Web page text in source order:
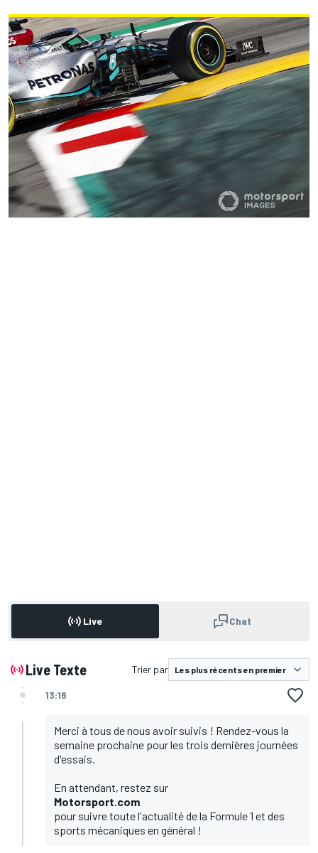
Live Chat
Live Texte Trier par
13:16
Merci à tous de nous avoir suivis ! Rendez-vous la
semaine prochaine pour les trois dernières journées
d'essais.
En attendant, restez sur
Motorsport.com
pour suivre toute l'actualité de la Formule 1 et des
sports mécaniques en général !